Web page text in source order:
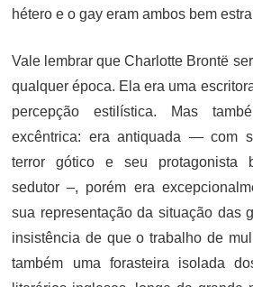
hétero e o gay eram ambos bem
Vale lembrar que Charlotte Brontë
qualquer época. Ela era uma
percepção estilística. Mas
excêntrica: era antiquada — com
terror gótico e seu protagonista
sedutor –, porém era
sua representação da situação das
insistência de que o trabalho de
também uma forasteira isolada